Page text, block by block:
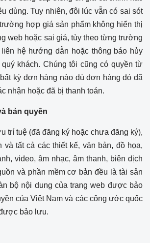
dùng. Tuy nhiên, đôi lúc vẫn có sai sót
hợp giá sản phẩm không hiển thị
web hoặc sai giá, tùy theo từng trường
hệ hướng dẫn hoặc thông báo hủy
khách. Chúng tôi cũng có quyền từ
kỳ đơn hàng nào dù đơn hàng đó đã
nhận hoặc đã bị thanh toán.
bản quyền
trí tuệ (đã đăng ký hoặc chưa đăng ký),
và tất cả các thiết kế, văn bản, đồ họa,
video, âm nhạc, âm thanh, biên dịch
và phần mềm cơ bản đều là tài sản
bộ nội dung của trang web được bảo
của Việt Nam và các công ước quốc
bảo lưu.